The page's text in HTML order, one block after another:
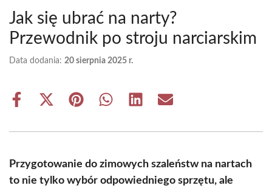
Jak się ubrać na narty?
Przewodnik po stroju narciarskim
Data dodania: 20 sierpnia 2025 r.
Share
Share
(Twitter)
Share Share Share Share
Przygotowanie do zimowych szaleństw na nartach
to nie tylko wybór odpowiedniego sprzętu, ale